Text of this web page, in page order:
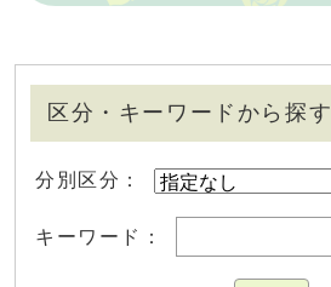
区分・キーワードから探す
分別区分：
キーワード：